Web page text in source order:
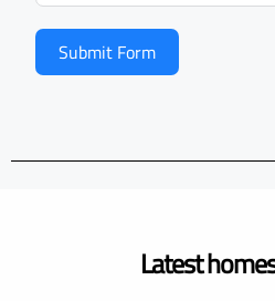
Submit Form
Latest